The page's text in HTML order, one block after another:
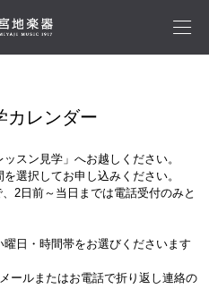
カレンダー
スン見学」へお越しください。
選択してお申し込みください。
2日前～当日までは電話受付のみと
日・時間帯をお選びくださいます
ールまたはお電話で折り返し連絡の